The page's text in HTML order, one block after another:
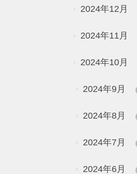
2024年12月
2024年11月
2024年10月
2024年9月
2024年8月
2024年7月
2024年6月